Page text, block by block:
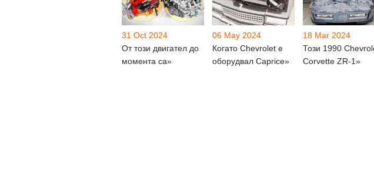
31 Oct 2024
От този двигател до
момента са»
06 May 2024
Когато Chevrolet е
оборудвал Caprice»
18 Mar 2024
Този 1990
Corvette ZR-1»